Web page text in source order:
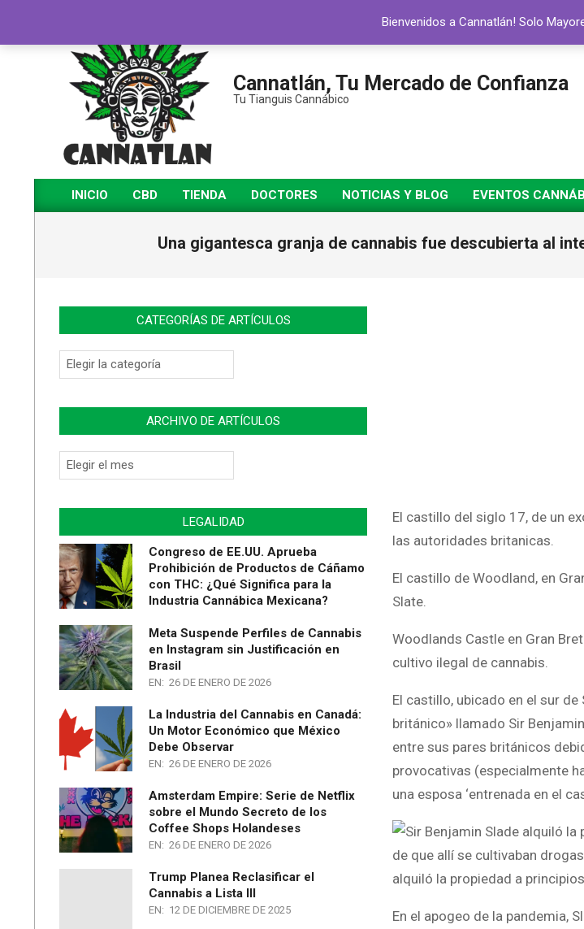
contenido
Cannatlán, Tu Mercado de Confianza
Tu Tianguis Cannábico
Menú
INICIO CBD TIENDA DOCTORES NOTICIAS Y BLOG EVENTOS
Una gigantesca granja de cannabis fue descubierta al
El castillo del siglo 17, de un
las autoridades britanicas.
El castillo de Woodland, en
Slate.
Woodlands Castle en Gran
cultivo ilegal de cannabis.
El castillo, ubicado en el sur
británico» llamado Sir
entre sus pares británicos
provocativas (especialmente
una esposa ‘entrenada en el
alquiló la propiedad a
En el apogeo de la pandemia,
CATEGORÍAS DE ARTÍCULOS
Categorías
de
ARCHIVO DE ARTÍCULOS
Archivo
de
LEGALIDAD
Congreso de EE.UU. Aprueba
Prohibición de Productos de Cáñamo
con THC: ¿Qué Significa para la
Industria Cannábica Mexicana?
Meta Suspende Perfiles de Cannabis
en Instagram sin Justificación en
Brasil
EN: 26 DE ENERO DE 2026
La Industria del Cannabis en Canadá:
Un Motor Económico que México
Debe Observar
EN: 26 DE ENERO DE 2026
Amsterdam Empire: Serie de Netflix
sobre el Mundo Secreto de los
Coffee Shops Holandeses
EN: 26 DE ENERO DE 2026
Trump Planea Reclasificar el
Cannabis a Lista III
EN: 12 DE DICIEMBRE DE 2025
Bienvenidos a Cannatlán! Solo